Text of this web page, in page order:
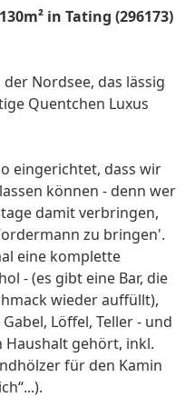
in Tating (296173)
Nordsee, das lässig
Quentchen Luxus
eingerichtet, dass wir
können - denn wer
damit verbringen,
zu bringen'.
eine komplette
- (es gibt eine Bar, die
wieder auffüllt),
Löffel, Teller - und
Haushalt gehört, inkl.
für den Kamin